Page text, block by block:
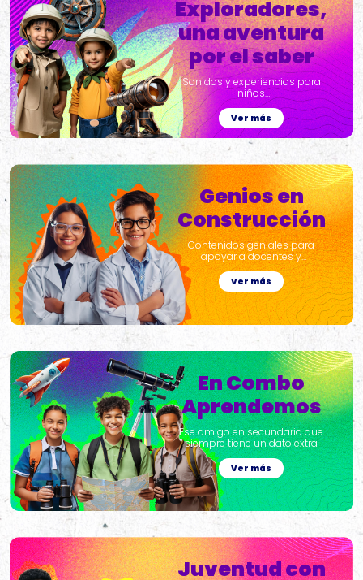
Exploradores,
una aventura
por el saber
Sonidos y experiencias para
niños
y niñas de 0 a 6 años.
Ver más
Genios en
Construcción
Contenidos geniales para
apoyar a docentes y
estudiantes de primaria
Ver más
En Combo
Aprendemos
Ese amigo en secundaria que
siempre tiene un dato extra
Ver más
Juventud con